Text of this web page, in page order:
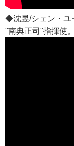
◆沈昱/シェン・ユ
"南典正司"指揮使